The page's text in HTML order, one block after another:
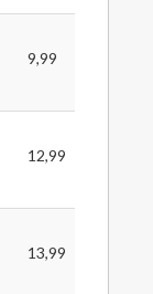
9,99
12,99
13,99